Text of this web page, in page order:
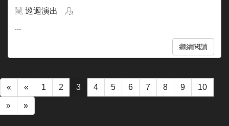
巡迴演出
...
繼續閱讀
« « 1 2 3 4 5 6 7 8 9 10
» »